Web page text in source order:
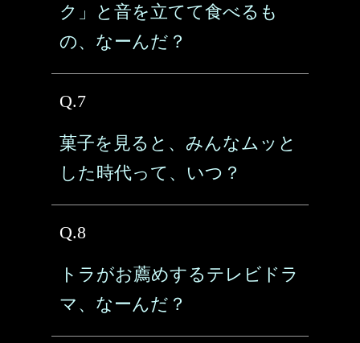
ク」と音を立てて食べるも
の、なーんだ？
Q.7
菓子を見ると、みんなムッと
した時代って、いつ？
Q.8
トラがお薦めするテレビドラ
マ、なーんだ？